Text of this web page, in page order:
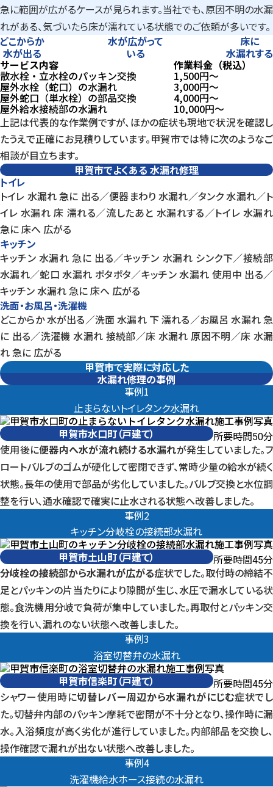
急に範囲が広がるケースが見られます。当社でも、原因不明の水漏
れがある、気づいたら床が濡れている状態でのご依頼が多いです。
どこからか
水が出る
水が広がって
いる
床に
水漏れする
サービス内容 作業料金（税込）
散水栓・立水栓のパッキン交換 1,500円〜
屋外水栓（蛇口）の水漏れ 3,000円〜
屋外蛇口（単水栓）の部品交換 4,000円〜
屋外給水接続部の水漏れ 10,000円〜
上記は代表的な作業例ですが、ほかの症状も現地で状況を確認し
たうえで正確にお見積りしています。甲賀市では特に次のようなご
相談が目立ちます。
甲賀市でよくある 水漏れ修理
トイレ
トイレ 水漏れ 急に 出る／便器まわり 水漏れ／タンク 水漏れ／ト
イレ 水漏れ 床 濡れる／流したあと 水漏れする／トイレ 水漏れ
急に 床へ 広がる
キッチン
キッチン 水漏れ 急に 出る／キッチン 水漏れ シンク下／接続部
水漏れ／蛇口 水漏れ ポタポタ／キッチン 水漏れ 使用中 出る／
キッチン 水漏れ 急に 床へ 広がる
洗面・お風呂・洗濯機
どこからか 水が出る／洗面 水漏れ 下 濡れる／お風呂 水漏れ 急
に 出る／洗濯機 水漏れ 接続部／床 水漏れ 原因不明／床 水漏
れ 急に 広がる
甲賀市で実際に対応した
水漏れ修理の事例
甲賀市水口町（戸建て） 事例1止まらないトイレタンク水漏れ
事例1
止まらないトイレタンク水漏れ
甲賀市水口町（戸建て）
所要時間50分
使用後に便器内へ水が流れ続ける水漏れが発生していました。フ
ロートバルブのゴムが硬化して密閉できず、常時少量の給水が続く
状態。長年の使用で部品が劣化していました。バルブ交換と水位調
整を行い、通水確認で確実に止水される状態へ改善しました。
甲賀市土山町（戸建て） 事例2キッチン分岐栓の接続部水漏れ
事例2
キッチン分岐栓の接続部水漏れ
甲賀市土山町（戸建て）
所要時間45分
分岐栓の接続部から水漏れが広がる症状でした。取付時の締結不
足とパッキンの片当たりにより隙間が生じ、水圧で漏水している状
態。食洗機用分岐で負荷が集中していました。再取付とパッキン交
換を行い、漏れのない状態へ改善しました。
甲賀市信楽町（戸建て） 事例3浴室切替弁の水漏れ
事例3
浴室切替弁の水漏れ
甲賀市信楽町（戸建て）
所要時間45分
シャワー使用時に切替レバー周辺から水漏れがにじむ症状でし
た。切替弁内部のパッキン摩耗で密閉が不十分となり、操作時に漏
水。入浴頻度が高く劣化が進行していました。内部部品を交換し、
操作確認で漏れが出ない状態へ改善しました。
甲賀市甲南町（戸建て） 事例4洗濯機給水ホース接続の水漏れ
事例4
洗濯機給水ホース接続の水漏れ